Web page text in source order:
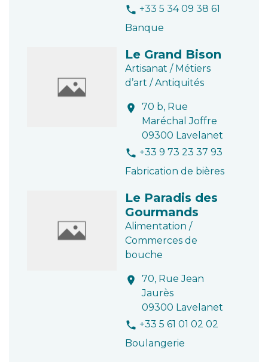
phone +33 5 34 09 38 61
Banque
Le Grand Bison
Artisanat / Métiers
d’art / Antiquités
location_on
70 b, Rue
Maréchal Joffre
09300 Lavelanet
phone +33 9 73 23 37 93
Fabrication de bières
Le Paradis des
Gourmands
Alimentation /
Commerces de
bouche
location_on
70, Rue Jean
Jaurès
09300 Lavelanet
phone +33 5 61 01 02 02
Boulangerie